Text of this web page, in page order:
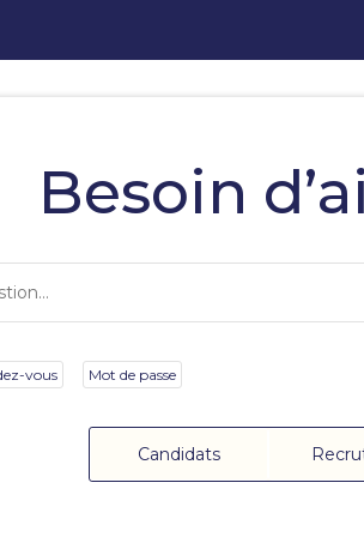
Besoin
vous Mot de passe
Candidats